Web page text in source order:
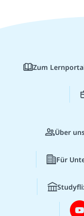
Zum
Über
Für